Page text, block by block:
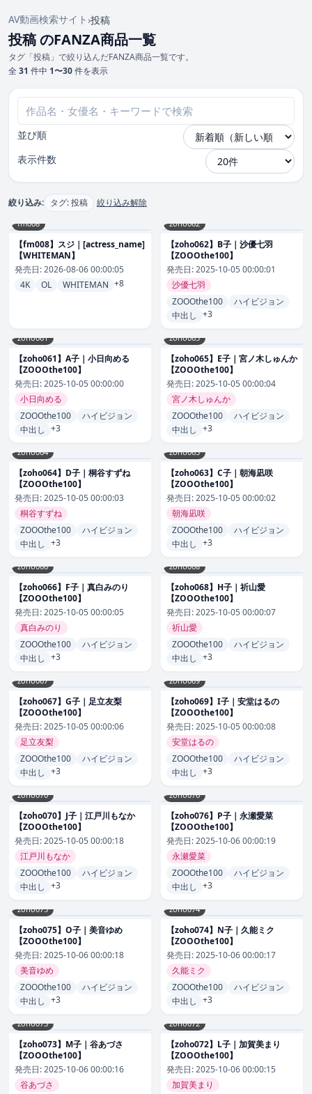
AV動画検索サイト›投稿
投稿 のFANZA商品一覧
タグ「投稿」で絞り込んだFANZA商品一覧です。
全 31 件中 1〜30件を表示
並び順
表示件数
絞り込み: タグ: 投稿 絞り込み解除
fm008
【fm008】スジ｜[actress_name]
【WHITEMAN】
発売日:2026-08-06 00:00:05
4K
OL WHITEMAN +8
zoho062
【zoho062】B子｜沙優七羽
【ZOOOthe100】
発売日:2025-10-05 00:00:01
沙優七羽
ZOOOthe100
ハイビジョン
中出し +3
zoho061
【zoho061】A子｜小日向める
【ZOOOthe100】
発売日:2025-10-05 00:00:00
小日向める
ZOOOthe100
ハイビジョン
中出し +3
zoho065
【zoho065】E子｜宮ノ木しゅんか
【ZOOOthe100】
発売日:2025-10-05 00:00:04
宮ノ木しゅんか
ZOOOthe100
ハイビジョン
中出し +3
zoho064
【zoho064】D子｜桐谷すずね
【ZOOOthe100】
発売日:2025-10-05 00:00:03
桐谷すずね
ZOOOthe100
ハイビジョン
中出し +3
zoho063
【zoho063】C子｜朝海凪咲
【ZOOOthe100】
発売日:2025-10-05 00:00:02
朝海凪咲
ZOOOthe100
ハイビジョン
中出し +3
zoho066
【zoho066】F子｜真白みのり
【ZOOOthe100】
発売日:2025-10-05 00:00:05
真白みのり
ZOOOthe100
ハイビジョン
中出し +3
zoho068
【zoho068】H子｜祈山愛
【ZOOOthe100】
発売日:2025-10-05 00:00:07
祈山愛
ZOOOthe100
ハイビジョン
中出し +3
zoho067
【zoho067】G子｜足立友梨
【ZOOOthe100】
発売日:2025-10-05 00:00:06
足立友梨
ZOOOthe100
ハイビジョン
中出し +3
zoho069
【zoho069】I子｜安堂はるの
【ZOOOthe100】
発売日:2025-10-05 00:00:08
安堂はるの
ZOOOthe100
ハイビジョン
中出し +3
zoho070
【zoho070】J子｜江戸川もなか
【ZOOOthe100】
発売日:2025-10-05 00:00:18
江戸川もなか
ZOOOthe100
ハイビジョン
中出し +3
zoho076
【zoho076】P子｜永瀬愛菜
【ZOOOthe100】
発売日:2025-10-06 00:00:19
永瀬愛菜
ZOOOthe100
ハイビジョン
中出し +3
zoho075
【zoho075】O子｜美音ゆめ
【ZOOOthe100】
発売日:2025-10-06 00:00:18
美音ゆめ
ZOOOthe100
ハイビジョン
中出し +3
zoho074
【zoho074】N子｜久能ミク
【ZOOOthe100】
発売日:2025-10-06 00:00:17
久能ミク
ZOOOthe100
ハイビジョン
中出し +3
zoho073
【zoho073】M子｜谷あづさ
【ZOOOthe100】
発売日:2025-10-06 00:00:16
谷あづさ
zoho072
【zoho072】L子｜加賀美まり
【ZOOOthe100】
発売日:2025-10-06 00:00:15
加賀美まり